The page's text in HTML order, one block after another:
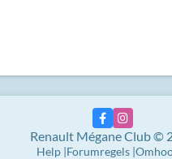
Renault Mégane Club ©
Help Forumregels